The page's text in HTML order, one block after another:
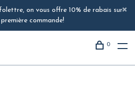
on vous offre 10% de rabais sur
commande!
0